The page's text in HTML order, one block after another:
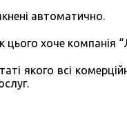
автоматично.
хоче компанія
якого всі